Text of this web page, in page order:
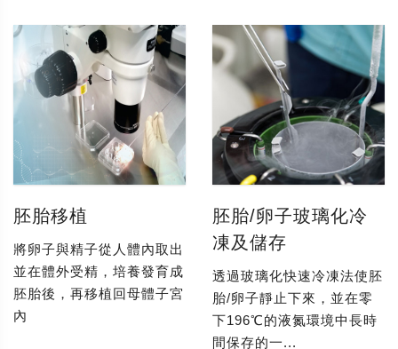
胚胎移植
將卵子與精子從人體內取出
並在體外受精，培養發育成
胚胎後，再移植回母體子宮
內
胚胎/卵子玻璃化冷
凍及儲存
透過玻璃化快速冷凍法使胚
胎/卵子靜止下來，並在零
下196℃的液氮環境中長時
間保存的一...